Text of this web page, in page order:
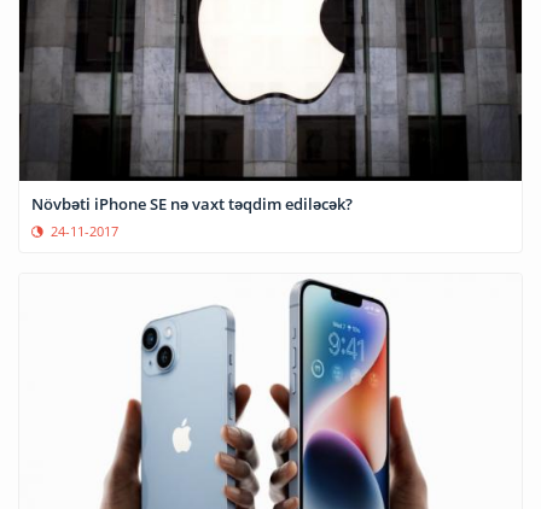
Növbəti iPhone SE nə vaxt təqdim ediləcək?
24-11-2017